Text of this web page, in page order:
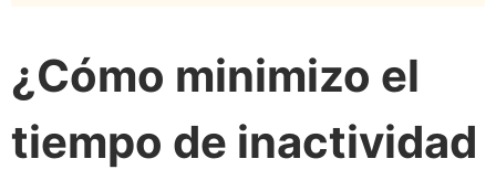
¿Cómo minimizo el
tiempo de inactividad